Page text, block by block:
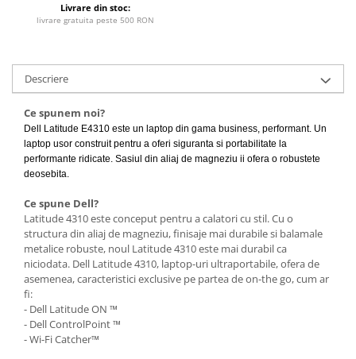
Livrare din stoc:
livrare gratuita peste 500 RON
Descriere
Ce spunem noi?
Dell Latitude E4310 este un laptop din gama business, performant. Un
laptop usor construit pentru a oferi siguranta si portabilitate la
performante ridicate. Sasiul din aliaj de magneziu ii ofera o robustete
deosebita.
Ce spune Dell?
Latitude 4310 este conceput pentru a calatori cu stil. Cu o
structura din aliaj de magneziu, finisaje mai durabile si balamale
metalice robuste, noul Latitude 4310 este mai durabil ca
niciodata. Dell Latitude 4310, laptop-uri ultraportabile, ofera de
asemenea, caracteristici exclusive pe partea de on-the go, cum ar
fi:
- Dell Latitude ON ™
- Dell ControlPoint ™
- Wi-Fi Catcher™